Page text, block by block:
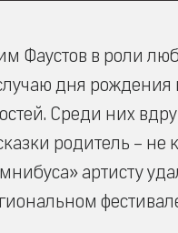
в роли
дня
Среди них
родитель –
артисту